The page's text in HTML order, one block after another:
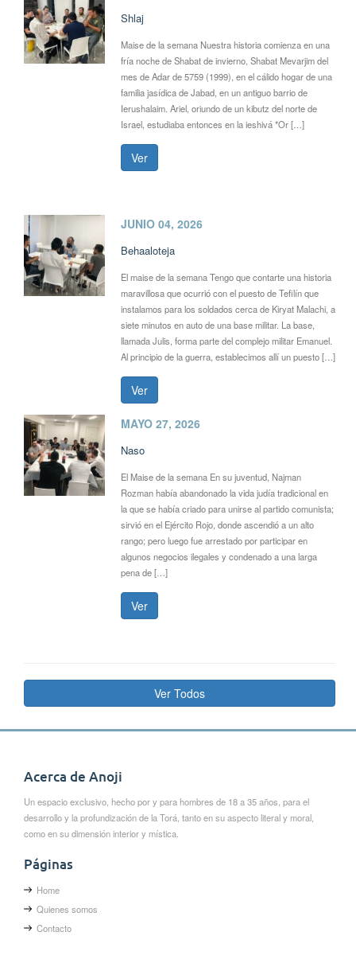
Shlaj
Maise de la semana Nuestra historia comienza en una
fría noche de Shabat de invierno, Shabat Mevarjim del
mes de Adar de 5759 (1999), en el cálido hogar de una
familia jasídica de Jabad, en un antiguo barrio de
Ierushalaim. Ariel, oriundo de un kibutz del norte de
Israel, estudiaba entonces en la ieshivá *Or […]
Ver
JUNIO 04, 2026
Behaaloteja
El maise de la semana Tengo que contarte una historia
maravillosa que ocurrió con el puesto de Tefilín que
instalamos para los soldados cerca de Kiryat Malachi, a
siete minutos en auto de una base militar. La base,
llamada Julis, forma parte del complejo militar Emanuel.
Al principio de la guerra, establecimos allí un puesto […]
Ver
MAYO 27, 2026
Naso
El Maise de la semana En su juventud, Najman
Rozman había abandonado la vida judía tradicional en
la que se había criado para unirse al partido comunista;
sirvió en el Ejército Rojo, donde ascendió a un alto
rango; pero luego fue arrestado por participar en
algunos negocios ilegales y condenado a una larga
pena de […]
Ver
Ver Todos
Acerca de Anoji
Un espacio exclusivo, hecho por y para hombres de 18 a 35 años, para el
desarrollo y la profundización de la Torá, tanto en su aspecto literal y moral,
como en su dimensión interior y mística.
Páginas
Home
Quienes somos
Contacto